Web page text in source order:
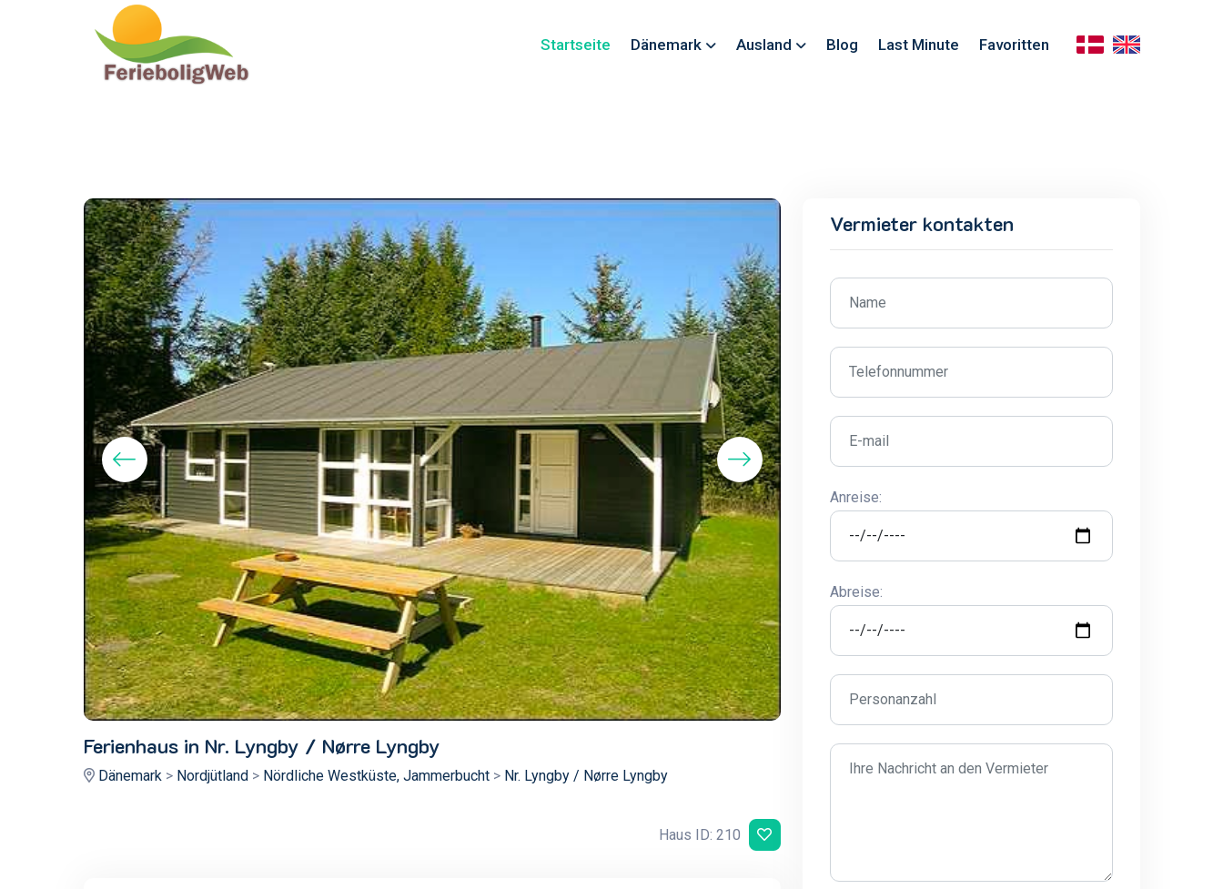
Startseite Dänemark Ausland Blog Last Minute Favoritten
Ferienhaus in Nr. Lyngby / Nørre Lyngby
Dänemark> Nordjütland> Nördliche Westküste, Jammerbucht> Nr. Lyngby / Nørre Lyngby
Haus ID: 210
Vermieter kontakten
Anreise:
Abreise: